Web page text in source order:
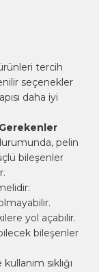
tercih
seçenekler
daha iyi
pelin
bileşenler
yol açabilir.
bileşenler
sıklığı